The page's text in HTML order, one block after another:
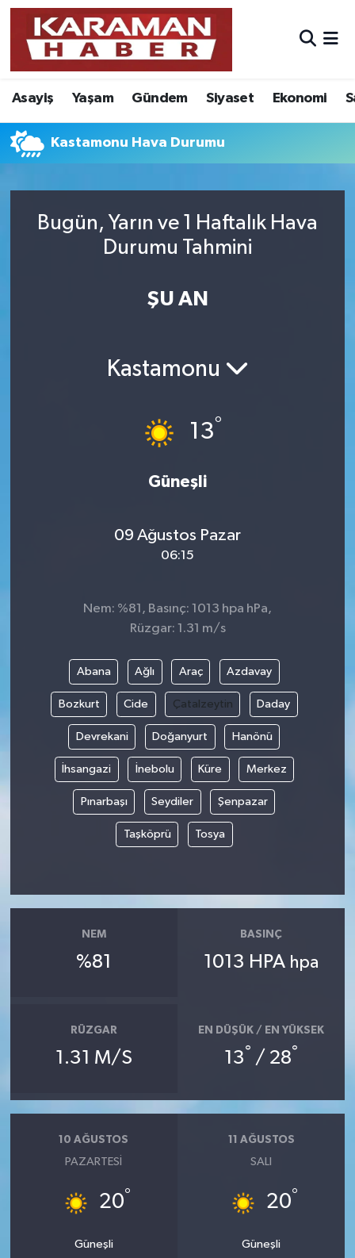
Asayiş Yaşam Gündem Siyaset Ekonomi
Kastamonu Hava Durumu
Bugün, Yarın ve 1 Haftalık Hava
Durumu Tahmini
ŞU AN
Kastamonu
13°
Güneşli
09 Ağustos Pazar
06:15
Nem: %81, Basınç: 1013 hpa hPa,
Rüzgar: 1.31 m/s
Abana Ağlı Araç Azdavay
Bozkurt Cide Çatalzeytin Daday
Devrekani Doğanyurt Hanönü
İhsangazi İnebolu Küre Merkez
Pınarbaşı Seydiler Şenpazar
Taşköprü Tosya
NEM
%81
BASINÇ
1013 HPA hpa
RÜZGAR
1.31 M/S
EN DÜŞÜK / EN YÜKSEK
13° / 28°
10 AĞUSTOS
PAZARTESI
20°
Güneşli
11 AĞUSTOS
SALI
20°
Güneşli
Asayiş
Bilim - Teknoloji
Eğitim
Foto Galeri
Nöbetçi Eczaneler
Hava Durumu
Karaman Namaz Vakitleri
Süper Lig Puan Durumu ve Fikstür
Son Dakika Haberleri